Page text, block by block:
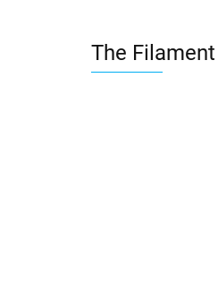
The